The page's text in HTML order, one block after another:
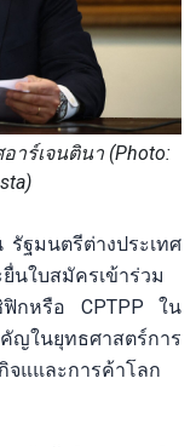
าร์เจนตินา (Photo:
ฐมนตรีต่างประเทศ
นใบสมัครเข้าร่วม
ฟิกหรือ CPTPP ใน
ญในยุทธศาสตร์การ
จแและการค้าโลก